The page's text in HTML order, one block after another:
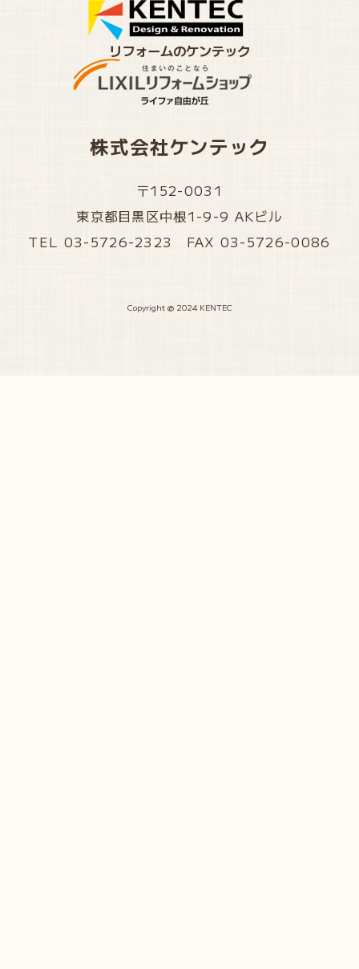
リフォームのケンテック
株式会社ケンテック
〒152-0031
東京都目黒区中根1-9-9 AKビル
TEL 03-5726-2323 FAX 03-5726-0086
Copyright @ 2024 KENTEC